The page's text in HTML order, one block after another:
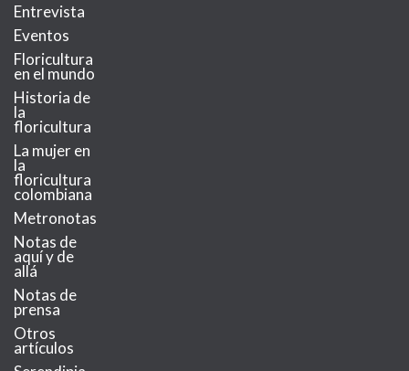
Entrevista
Eventos
Floricultura
en el mundo
Historia de
la
floricultura
La mujer en
la
floricultura
colombiana
Metronotas
Notas de
aquí y de
allá
Notas de
prensa
Otros
artículos